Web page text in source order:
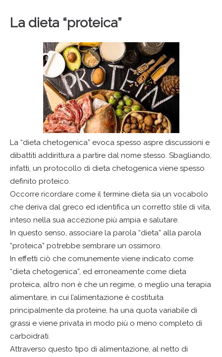
La dieta “proteica”
La “dieta chetogenica” evoca spesso aspre discussioni e
dibattiti addirittura a partire dal nome stesso. Sbagliando,
infatti, un protocollo di dieta chetogenica viene spesso
definito proteico.
Occorre ricordare come il termine dieta sia un vocabolo
che deriva dal greco ed identifica un corretto stile di vita,
inteso nella sua accezione più ampia e salutare.
In questo senso, associare la parola “dieta” alla parola
“proteica” potrebbe sembrare un ossimoro.
In effetti ciò che comunemente viene indicato come
“dieta chetogenica”, ed erroneamente come dieta
proteica, altro non è che un regime, o meglio una terapia
alimentare, in cui l’alimentazione è costituita
principalmente da proteine, ha una quota variabile di
grassi e viene privata in modo più o meno completo di
carboidrati.
Attraverso questo tipo di alimentazione, al netto di